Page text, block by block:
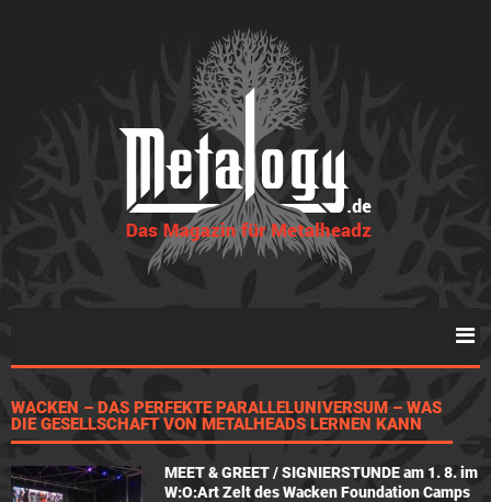
WACKEN – DAS PERFEKTE PARALLELUNIVERSUM – WAS
DIE GESELLSCHAFT VON METALHEADS LERNEN KANN
MEET & GREET / SIGNIERSTUNDE am 1. 8. im
W:O:Art Zelt des Wacken Foundation Camps